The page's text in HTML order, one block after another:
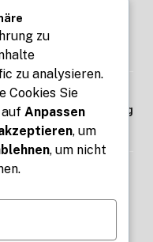
Massage for
Services
Digitale Kfz-
und Behördengang
Teachers and Students
zu
zu analysieren.
Cookies Sie
Anpassen
, um
, um nicht